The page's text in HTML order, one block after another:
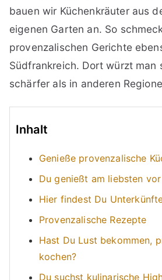
bauen wir Küchenkräuter aus
eigenen Garten an. So
provenzalischen Gerichte
Südfrankreich. Dort würzt man
schärfer als in anderen
Inhalt
Genieße provenzalische
Du genießt am liebsten
Hier findest Du
Provenzalische Rezepte
Hast Du Lust bekommen,
kochen?
Du suchst kulinarische